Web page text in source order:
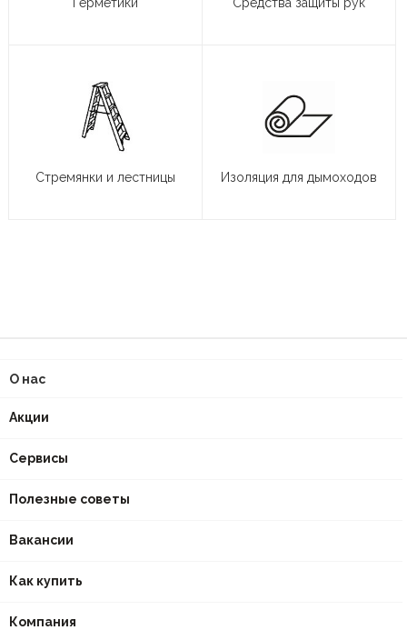
Стремянки и лестницы Изоляция для дымоходов
О нас
Акции
Сервисы
Полезные советы
Вакансии
Как купить
Компания